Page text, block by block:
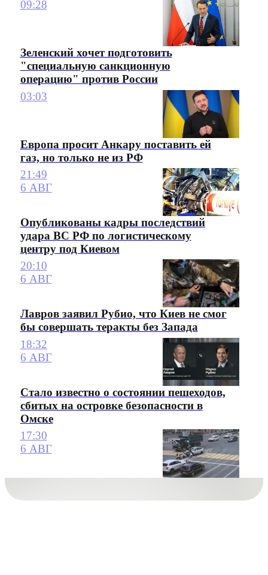
09:28
Зеленский хочет подготовить
"специальную санкционную
операцию" против России
03:03
Европа просит Анкару поставить ей
газ, но только не из РФ
21:49
6 АВГ
Опубликованы кадры последствий
удара ВС РФ по логистическому
центру под Киевом
20:10
6 АВГ
Лавров заявил Рубио, что Киев не смог
бы совершать теракты без Запада
18:32
6 АВГ
Стало известно о состоянии пешеходов,
сбитых на островке безопасности в
Омске
17:30
6 АВГ